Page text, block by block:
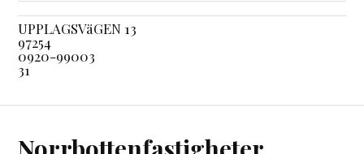
UPPLAGSVäGEN 13
97254
0920-99003
31